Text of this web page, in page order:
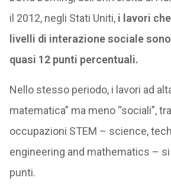
il 2012, negli Stati Uniti, i lavori
livelli di interazione sociale
quasi 12 punti percentuali.
Nello stesso periodo, i lavori ad
matematica” ma meno “sociali”,
occupazioni STEM – science,
engineering and mathematics –
punti.